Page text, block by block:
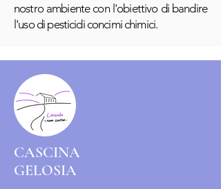
nostro ambiente con l'obiettivo di bandire
l'uso di pesticidi concimi chimici.
CASCINA
GELOSIA